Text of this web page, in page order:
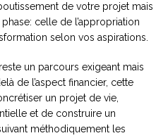
de votre projet mais
celle de l’appropriation
selon vos aspirations.
un parcours exigeant mais
de l’aspect financier, cette
un projet de vie,
et de construire un
méthodiquement les